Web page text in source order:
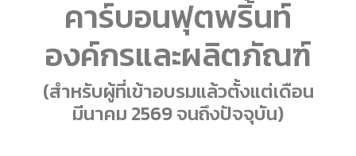
คาร์บอนฟุตพริ้นท์
องค์กรและผลิตภัณฑ์
(สำหรับผู้ที่เข้าอบรมแล้วตั้งแต่เดือน
มีนาคม 2569 จนถึงปัจจุบัน)